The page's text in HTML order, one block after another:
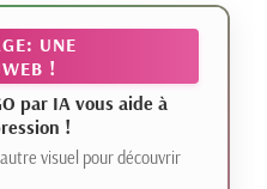
UNE
!
par IA vous aide à
!
visuel pour découvrir